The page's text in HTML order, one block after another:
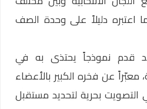
اعتبره دليلاً على وحدة الصف
قدم نموذجاً يحتذى به في
معبّراً عن فخره الكبير بالأعضاء
بحرية لتحديد مستقبل